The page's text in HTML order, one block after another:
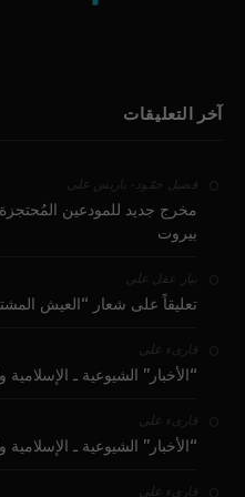
آخر التعليقات
فضيل حمّود - باريس على
مخرج جديد للمودعين
بيروت
بيار عقل على
تعليقاً على شعار “العيش
قارىء على
“الأخبار” الشيوعية ـ
قارىء على
“الأخبار” الشيوعية ـ
قارىء على